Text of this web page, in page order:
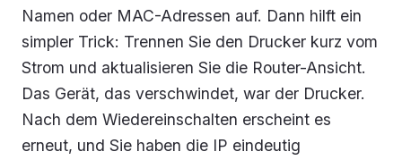
Namen oder MAC-Adressen auf. Dann hilft ein
simpler Trick: Trennen Sie den Drucker kurz vom
Strom und aktualisieren Sie die Router-Ansicht.
Das Gerät, das verschwindet, war der Drucker.
Nach dem Wiedereinschalten erscheint es
erneut, und Sie haben die IP eindeutig